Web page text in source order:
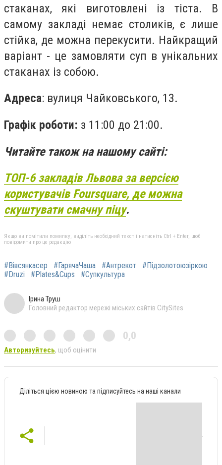
стаканах, які виготовлені із тіста. В
самому закладі немає столиків, є лише
стійка, де можна перекусити. Найкращий
варіант - це замовляти суп в унікальних
стаканах із собою.
Адреса: вулиця Чайковського, 13.
Графік роботи: з 11:00 до 21:00.
Читайте також на нашому сайті:
ТОП-6 закладів Львова за версією
користувачів Foursquare, де можна
скуштувати смачну піцу.
Якщо ви помітили помилку, виділіть необхідний текст і натисніть Ctrl + Enter, щоб
повідомити про це редакцію
#Вівсянкасер #ГарячаЧаша #Антрекот
#Підзолотоюзіркою
#Druzі
#Plates&Cups #Супкультура
Ірина Труш
Головний редактор мережі міських сайтів CitySites
0,0
Авторизуйтесь, щоб оцінити
Діліться цією новиною та підписуйтесь на наші канали